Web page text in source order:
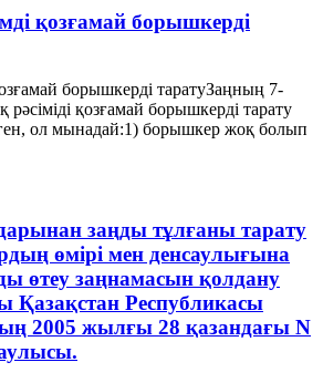
қозғамай борышкерді
борышкерді таратуЗаңның 7-
қозғамай борышкерді тарату
ол мынадай:1) борышкер жоқ болып
заңды тұлғаны тарату
өмірі мен денсаулығына
өтеу заңнамасын қолдану
Қазақстан Республикасы
2005 жылғы 28 қазандағы N